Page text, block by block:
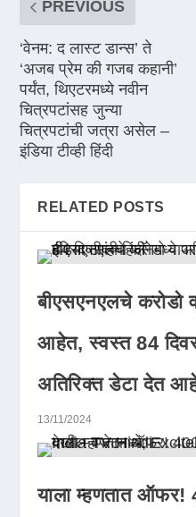
PREVIOUS
‘वेनम: द लास्ट डान्स’ ते
‘अजब प्रेम की गजब कहानी’
पर्यंत, थिएटरमध्ये नवीन
चित्रपटांसह जुन्या
चित्रपटांची जत्रा असेल –
इंडिया टीव्ही हिंदी
RELATED POSTS
बीएसएनएलचे करोडो
आहेत, स्वस्त 84
अतिरिक्त डेटा देत
13/11/2024
याला म्हणतात ऑफर!